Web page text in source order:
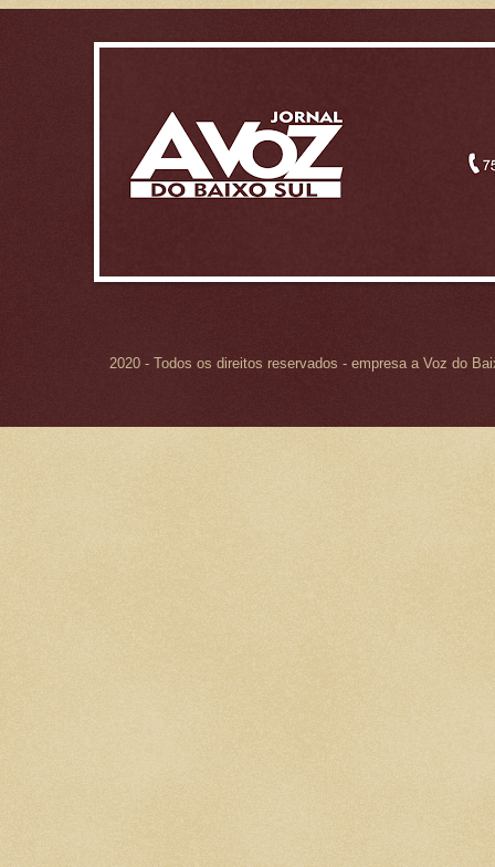
2020 - Todos os direitos reservados - empresa a Voz do